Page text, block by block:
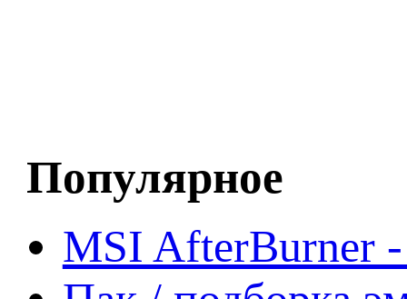
Популярное
MSI AfterBurner